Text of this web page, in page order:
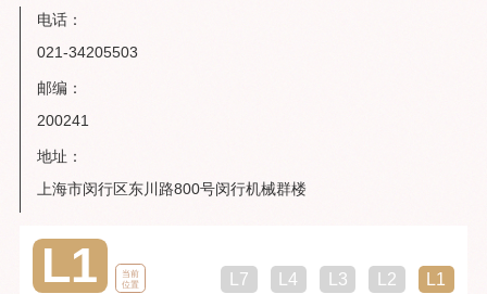
电话：
021-34205503
邮编：
200241
地址：
上海市闵行区东川路800号闵行机械群楼
L1
当前
位置
L7 L4 L3 L2 L1